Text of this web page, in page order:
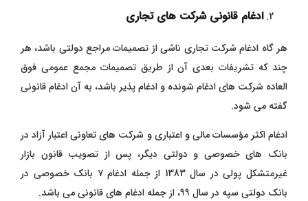
ادغام قانونی شرکت های تجاری
هر گاه ادغام شرکت تجاری ناشی از تصمیمات مراجع دولتی باشد، هر
چند که تشریفات بعدی آن از طریق تصمیمات مجمع عمومی فوق
‌العاده شرکت‌ های ادغام ‌شونده و ادغام‌ پذیر باشد، به آن ادغام قانونی
گفته می‌ شود.
ادغام اکثر مؤسسات مالی و اعتباری و شرکت‌ های تعاونی اعتبار آزاد در
بانک ‌های خصوصی و دولتی دیگر، پس از تصویب قانون بازار
غیرمتشکل پولی در سال 1383 از جمله ادغام ۷ بانک خصوصی در
بانک دولتی سپه در سال ۹۹، از جمله ادغام ‌های قانونی می ‌باشد.